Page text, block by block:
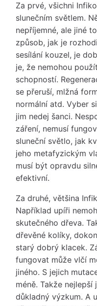
Za prvé, všichni
slunečním světlem.
nepříjemné, ale jiné
způsob, jak je
sesílání kouzel, je
je, že nemohou
schopností.
se přeruší, mlžná
normální atd. Vyber
jim nedej šanci.
záření, nemusí
sluneční světlo, jak
jeho metafyzickým
musí být opravdu
efektivní.
Za druhé, většina
Například upíři
skutečného dřeva.
dřevěné kolíky,
starý dobrý klacek.
fungovat může vlčí
jiného. S jejich
méně. Takže
důkladný výzkum. A